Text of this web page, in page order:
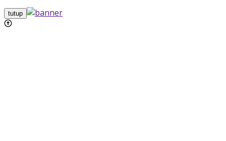
tutup